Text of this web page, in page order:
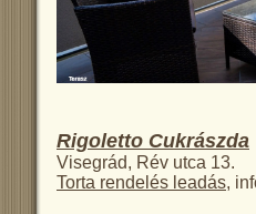
Rigoletto Cukrászda
Visegrád, Rév utca 13.
Torta rendelés leadás,